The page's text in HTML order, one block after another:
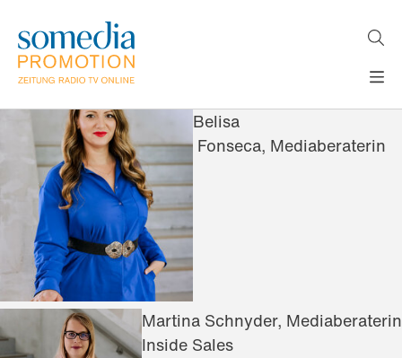
zum
Inhalt
H
U
I
WERBEFORMATE
Belisa
Fonseca, Mediaberaterin
Martina Schnyder, Mediaberaterin
Inside Sales